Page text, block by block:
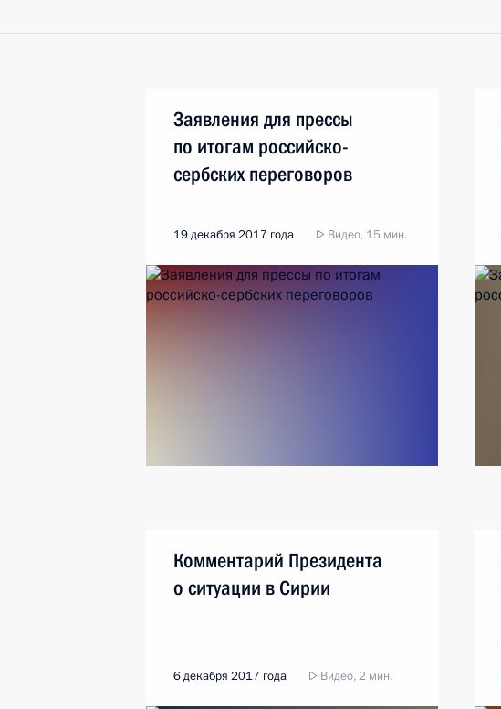
Заявления для прессы
по итогам российско-
сербских переговоров
19 декабря 2017 года Видео, 15 мин.
Комментарий Президента
о ситуации в Сирии
6 декабря 2017 года Видео, 2 мин.